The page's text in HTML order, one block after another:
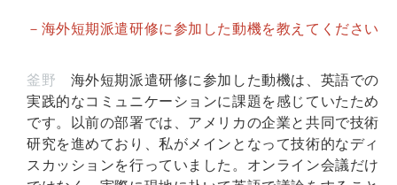
－海外短期派遣研修に参加した動機を教えてください
釜野 海外短期派遣研修に参加した動機は、英語での
実践的なコミュニケーションに課題を感じていたため
です。以前の部署では、アメリカの企業と共同で技術
研究を進めており、私がメインとなって技術的なディ
スカッションを行っていました。オンライン会議だけ